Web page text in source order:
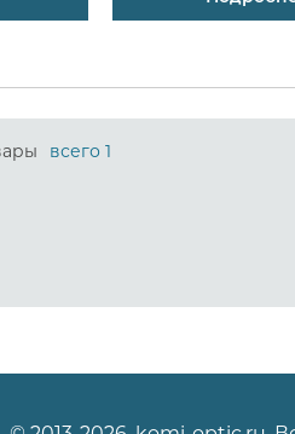
всего 1